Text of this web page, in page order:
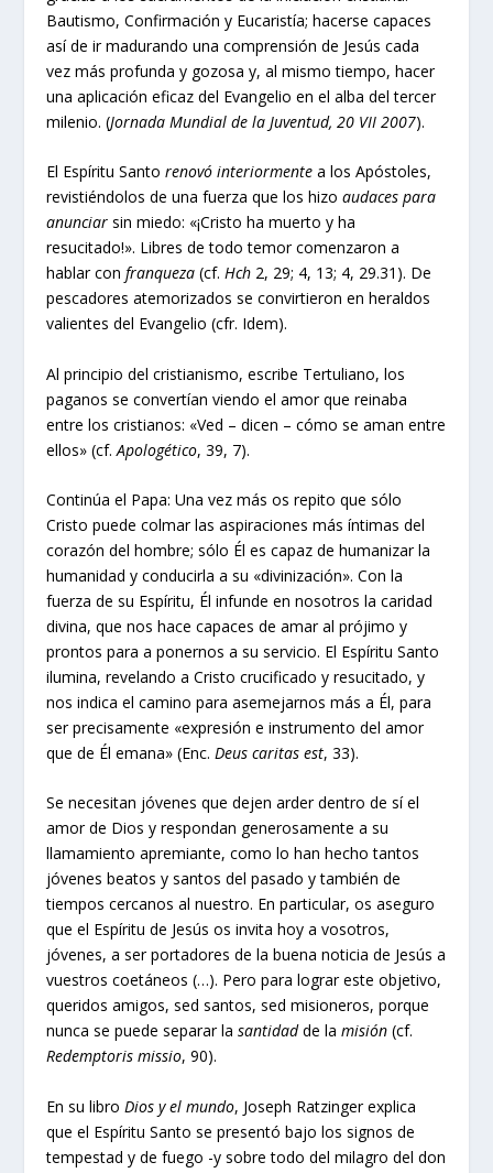
Bautismo, Confirmación y Eucaristía; hacerse capaces
así de ir madurando una comprensión de Jesús cada
vez más profunda y gozosa y, al mismo tiempo, hacer
una aplicación eficaz del Evangelio en el alba del tercer
milenio. (Jornada Mundial de la Juventud, 20 VII 2007).
El Espíritu Santorenovó interiormente a los Apóstoles,
revistiéndolos de una fuerza que los hizoaudaces para
anunciar sin miedo: «¡Cristo ha muerto y ha
resucitado!». Libres de todo temor comenzaron a
hablar confranqueza (cf.Hch 2, 29; 4, 13; 4, 29.31). De
pescadores atemorizados se convirtieron en heraldos
valientes del Evangelio (cfr. Idem).
Al principio del cristianismo, escribe Tertuliano, los
paganos se convertían viendo el amor que reinaba
entre los cristianos: «Ved – dicen – cómo se aman entre
ellos» (cf.Apologético, 39, 7).
Continúa el Papa: Una vez más os repito que sólo
Cristo puede colmar las aspiraciones más íntimas del
corazón del hombre; sólo Él es capaz de humanizar la
humanidad y conducirla a su «divinización». Con la
fuerza de su Espíritu, Él infunde en nosotros la caridad
divina, que nos hace capaces de amar al prójimo y
prontos para a ponernos a su servicio. El Espíritu Santo
ilumina, revelando a Cristo crucificado y resucitado, y
nos indica el camino para asemejarnos más a Él, para
ser precisamente «expresión e instrumento del amor
que de Él emana» (Enc.Deus caritas est, 33).
Se necesitan jóvenes que dejen arder dentro de sí el
amor de Dios y respondan generosamente a su
llamamiento apremiante, como lo han hecho tantos
jóvenes beatos y santos del pasado y también de
tiempos cercanos al nuestro. En particular, os aseguro
que el Espíritu de Jesús os invita hoy a vosotros,
jóvenes, a ser portadores de la buena noticia de Jesús a
vuestros coetáneos (…). Pero para lograr este objetivo,
queridos amigos, sed santos, sed misioneros, porque
nunca se puede separar lasantidadde lamisión (cf.
Redemptoris missio, 90).
En su libro Dios y el mundo, Joseph Ratzinger explica
que el Espíritu Santo se presentó bajo los signos de
tempestad y de fuego -y sobre todo del milagro del don